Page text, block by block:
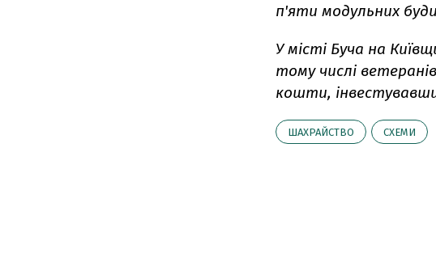
п'яти модульних
У місті Буча на
тому числі
кошти,
ШАХРАЙСТВО СХЕМИ